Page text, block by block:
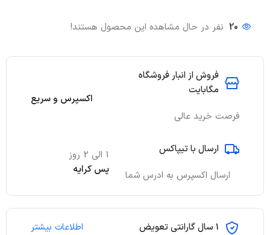
20 نفر در حال مشاهده این محصول هستند!
فروش از انبار فروشگاه
مگابایت
فرصت خرید عالی
اکسپرس و سریع
ارسال با تیپاکس
ارسال اکسپرس به ادرس شما
1 الی 2 روز
پس کرایه
1 سال گارانتی تعویض اطلاعات بیشتر